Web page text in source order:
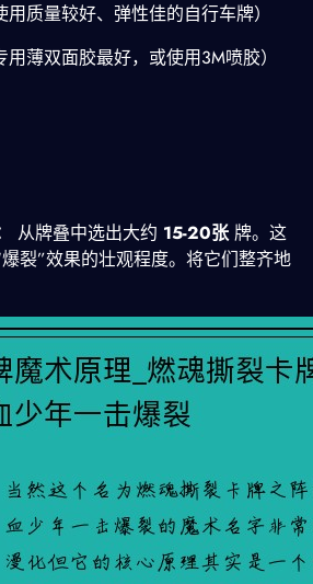
质量较好、弹性佳的自行车牌）
薄双面胶最好，或使用3M喷胶）
从牌叠中选出大约 15-20张牌。这
裂”效果的壮观程度。将它们整齐地